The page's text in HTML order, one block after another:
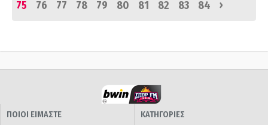
75
76 77 78 79 80 81 82 83 84 ›
ΠΟΙΟΙ ΕΙΜΑΣΤΕ
ΚΑΤΗΓΟΡΙΕΣ